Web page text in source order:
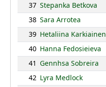
37 Stepanka Betkova
38 Sara Arrotea
39 Hetaliina Karkiainen
40 Hanna Fedosieieva
41 Gennhsa Sobreira
42 Lyra Medlock